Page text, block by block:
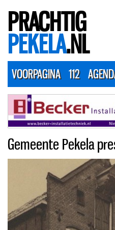
PRACHTIG
PEKELA.NL
VOORPAGINA 112
Gemeente Pekela